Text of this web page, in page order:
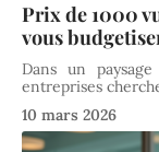
Prix de 1000
vous
Dans un
entreprises
10 mars 2026